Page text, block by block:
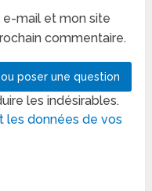
e-mail et mon site
commentaire.
les indésirables.
les données de vos